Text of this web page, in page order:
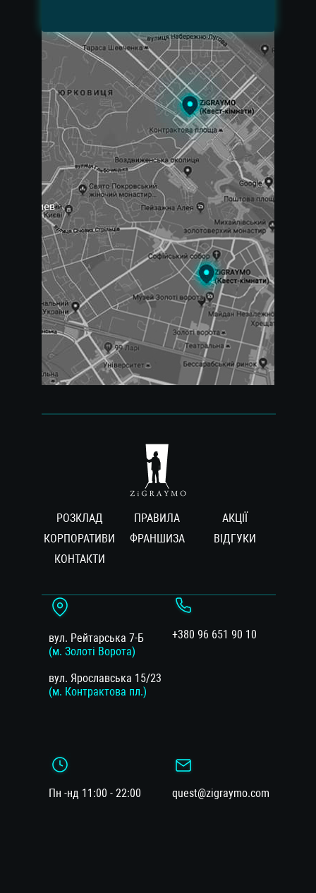
РОЗКЛАД ПРАВИЛА
АКЦІЇ
КОРПОРАТИВИ
ФРАНШИЗА
ВIДГУКИ
КОНТАКТИ
вул. Рейтарська 7-Б
(м. Золоті Ворота)
вул. Ярославська 15/23
(м. Контрактова пл.)
+380 96 651 90 10
Пн -нд 11:00 - 22:00 quest@zigraymo.com